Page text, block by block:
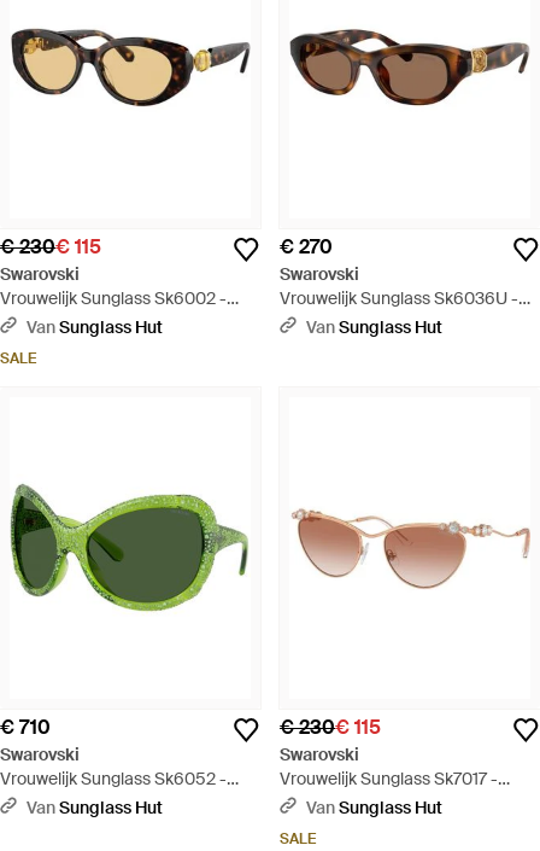
€ 230€ 115
Swarovski
Vrouwelijk Sunglass Sk6002 -
Zwart
VanSunglass Hut
SALE
€ 270
Swarovski
Vrouwelijk Sunglass Sk6036U -
Zwart
VanSunglass Hut
€ 710
Swarovski
Vrouwelijk Sunglass Sk6052 -
Groen
VanSunglass Hut
€ 230€ 115
Swarovski
Vrouwelijk Sunglass Sk7017 -
Zwart
VanSunglass Hut
SALE